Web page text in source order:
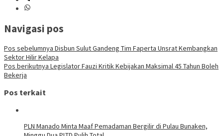
Navigasi pos
Pos sebelumnya Disbun Sulut Gandeng Tim Faperta Unsrat Kembangkan
Sektor Hilir Kelapa
Pos berikutnya Legislator Fauzi Kritik Kebijakan Maksimal 45 Tahun Boleh
Bekerja
Pos terkait
PLN Manado Minta Maaf Pemadaman Bergilir di Pulau Bunaken,